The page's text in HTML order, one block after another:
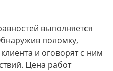
выполняется
поломку,
и оговорят с ним
Цена работ